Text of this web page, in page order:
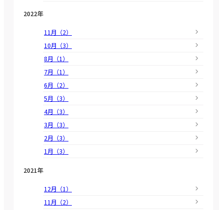
2022年
11月（2）
10月（3）
8月（1）
7月（1）
6月（2）
5月（3）
4月（3）
3月（3）
2月（3）
1月（3）
2021年
12月（1）
11月（2）